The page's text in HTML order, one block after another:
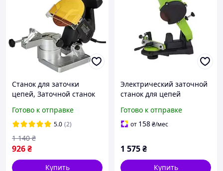
Станок для заточки
цепей, Заточной станок
Кентавр YLP СЗ-101
Готово к отправке
5.0 (2)
926₴
1 140 ₴
Купить
Электрический заточной
станок для цепей
/ Заточное устройство
для цепи электропил
Готово к отправке
от 158₴/мес
1 575₴
Купить